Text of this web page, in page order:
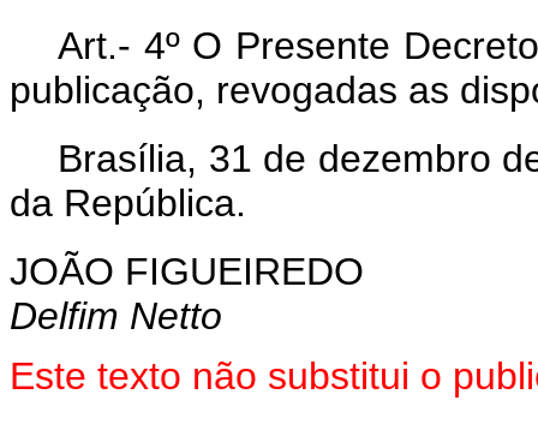
Art.- 4º O Presente
publicação, revogadas as
Brasília, 31 de dezembro
da República.
JOÃO FIGUEIREDO
Delfim Netto
Este texto não substitui o